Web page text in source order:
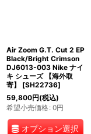
Air Zoom G.T. Cut 2 EP
Black/Bright Crimson
DJ6013-003 Nike ナイ
キ シューズ 【海外取
寄】
[SH22736]
59,800円(税込)
希望小売価格: 0円
オプション選択